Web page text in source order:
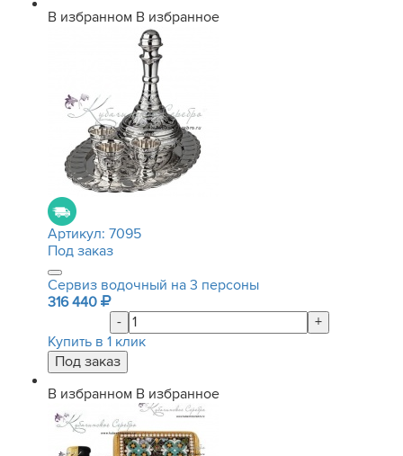
В избранном В избранное
Артикул: 7095
Под заказ
Сервиз водочный на 3 персоны
316 440
-
+
Купить в 1 клик
В избранном В избранное